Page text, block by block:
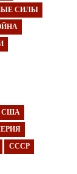
СИЛЫ
США
СССР